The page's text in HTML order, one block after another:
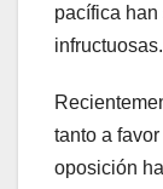
pacífica han
infructuosas.
tanto a
oposición